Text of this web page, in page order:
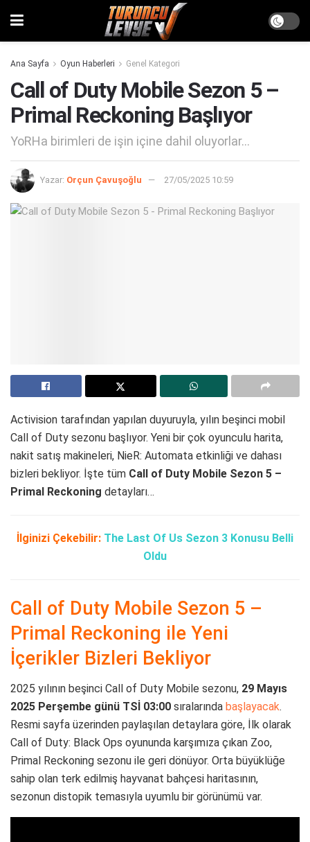
Ana Sayfa Oyun Haberleri Genel Kategori
Call of Duty Mobile Sezon 5 –
Primal Reckoning Başlıyor
YoRHa birimleri de işin içine dahil oluyorlar...
Yazar: Orçun Çavuşoğlu 27/05/2025 10:59
Activision tarafından yapılan duyuruyla, yılın beşinci mobil
Call of Duty sezonu başlıyor. Yeni bir çok oyunculu harita,
nakit satış makineleri, NieR: Automata etkinliği ve dahası
bizleri bekliyor. İşte tüm Call of Duty Mobile Sezon 5 –
Primal Reckoning detayları…
İlginizi Çekebilir: The Last Of Us Sezon 3 Konusu Belli
Oldu
Call of Duty Mobile Sezon 5 –
Primal Reckoning ile Yeni
İçerikler Bizleri Bekliyor
2025 yılının beşinci Call of Duty Mobile sezonu, 29 Mayıs
2025 Perşembe günü TSİ 03:00 sıralarında başlayacak.
Resmi sayfa üzerinden paylaşılan detaylara göre, İlk olarak
Call of Duty: Black Ops oyununda karşımıza çıkan Zoo,
Primal Reckoning sezonu ile geri dönüyor. Orta büyüklüğe
sahip olan terk edilmiş hayvanat bahçesi haritasının,
sezonun distopik temasıyla uyumlu bir görünümü var.